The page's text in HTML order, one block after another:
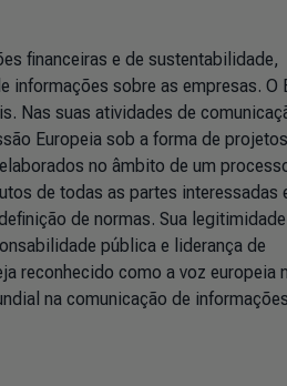
financeiras e de sustentabilidade,
sobre as empresas. O
Nas suas atividades de
Europeia sob a forma de
no âmbito de um
de todas as partes interessadas
de normas. Sua
pública e liderança de
reconhecido como a voz europeia
na comunicação de